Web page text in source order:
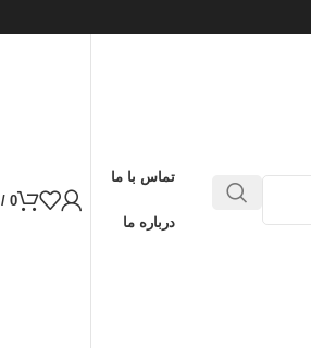
تماس با ما
درباره ما
0
/